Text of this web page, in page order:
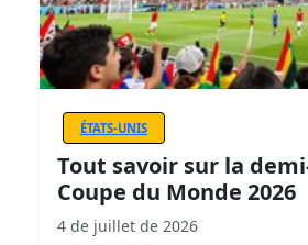
ÉTATS-UNIS
Tout savoir sur la
Coupe du Monde 2026
4 de juillet de 2026